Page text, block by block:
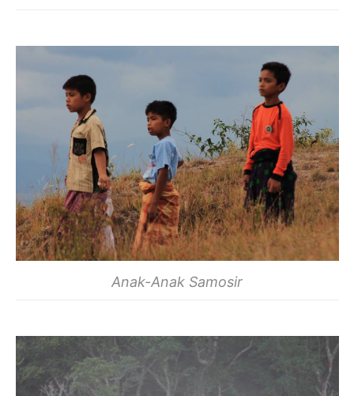
Anak-Anak Samosir